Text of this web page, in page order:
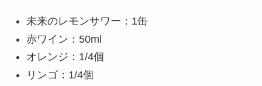
未来のレモンサワー：1缶
赤ワイン：50ml
オレンジ：1/4個
リンゴ：1/4個